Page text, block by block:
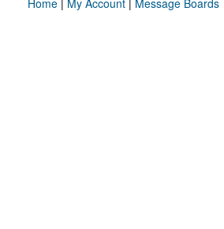
Home| My Account| Message Boards